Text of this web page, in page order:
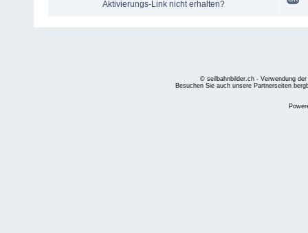
Aktivierungs-Link nicht erhalten?
© seilbahnbilder.ch - Verwendung
Besuchen Sie auch unsere Partnerseiten